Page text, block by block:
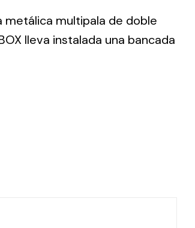
metálica multipala de doble
lleva instalada una bancada